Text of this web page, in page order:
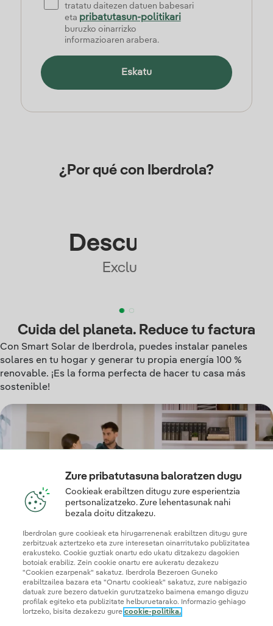
tratatu daitezen datuen babesari
eta pribatutasun-politikari
buruzko oinarrizko
informazioaren arabera.
Eskatu
¿Por qué con Iberdrola?
Descuentos
Exclusivos
Cuida del planeta. Reduce tu factura
Con Smart Solar de Iberdrola, puedes instalar paneles
solares en tu hogar y generar tu propia energía 100 %
renovable. ¡Es la forma perfecta de hacer tu casa más
sostenible!
Zure pribatutasuna baloratzen dugu
Cookieak erabiltzen ditugu zure esperientzia
pertsonalizatzeko. Zure lehentasunak nahi
bezala doitu ditzakezu.
Iberdrolan gure cookieak eta hirugarrenenak erabiltzen ditugu gure
zerbitzuak aztertzeko eta zure interesetan oinarritutako publizitatea
erakusteko. Cookie guztiak onartu edo ukatu ditzakezu dagokien
botoiak erabiliz. Zein cookie onartu ere aukeratu dezakezu
"Cookien ezarpenak" sakatuz. Iberdrola Bezeroen Guneko
erabiltzailea bazara eta "Onartu cookieak" sakatuz, zure nabigazio
datuak zure bezero datuekin gurutzatzeko baimena emango diguzu
profilak egiteko eta publizitate helburuetarako. Informazio gehiago
lortzeko, bisita dezakezu gure cookie-politika.